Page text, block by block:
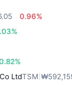
0.96%
LtdTSM